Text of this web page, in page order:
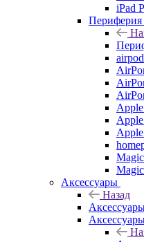
iPad
Периферия
Аксессуары
Назад